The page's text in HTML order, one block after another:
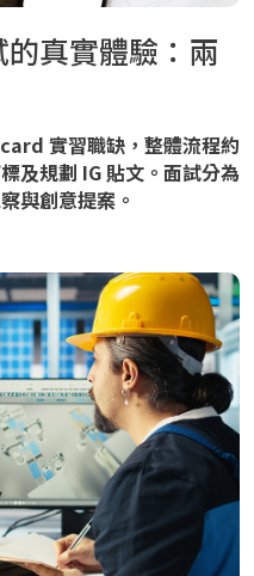
真實體驗：兩
實習職缺，整體流程約
及規劃 IG 貼文。面試分為
與創意提案。